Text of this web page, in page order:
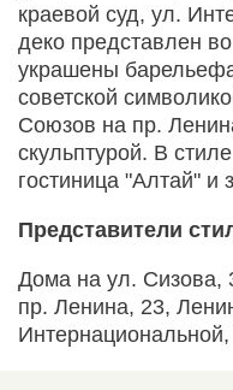
краевой суд, ул.
деко представлен
украшены
советской
Союзов на пр.
скульптурой. В
гостиница "Алтай" и
Представители
Дома на ул. Сизова,
пр. Ленина, 23,